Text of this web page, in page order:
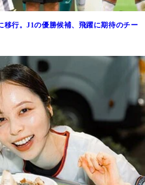
移行。J1の優勝候補、飛躍に期待のチー